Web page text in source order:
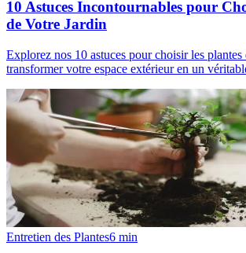
10 Astuces Incontournables pour
de Votre Jardin
Explorez nos 10 astuces pour choisir les
transformer votre espace extérieur en un
Entretien des Plantes6 min